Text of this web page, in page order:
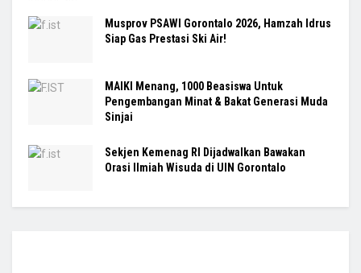
Musprov PSAWI Gorontalo 2026, Hamzah Idrus
Siap Gas Prestasi Ski Air!
MAIKI Menang, 1000 Beasiswa Untuk
Pengembangan Minat & Bakat Generasi Muda
Sinjai
Sekjen Kemenag RI Dijadwalkan Bawakan
Orasi Ilmiah Wisuda di UIN Gorontalo